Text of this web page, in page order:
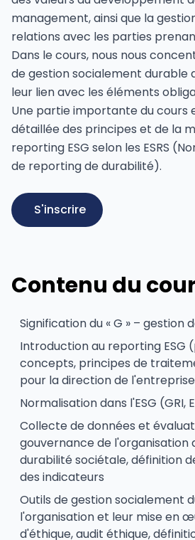
management, ainsi que la
relations avec les parties
Dans le cours, nous nous
de gestion socialement durable
leur lien avec les éléments
Une partie importante du cours
détaillée des principes et de la
reporting ESG selon les ESRS
de reporting de durabilité).
S'inscrire
Contenu du
Signification du « G » – gestion
Introduction au reporting ESG
concepts, principes de
pour la direction de
Normalisation dans l'ESG (GRI,
Collecte de données et
gouvernance de l'organisation
durabilité sociétale, définition
des indicateurs
Outils de gestion socialement
l'organisation et leur mise en
d'éthique, audit éthique,